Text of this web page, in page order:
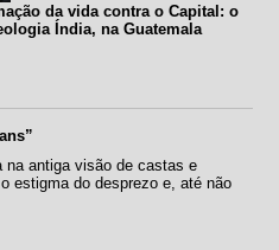
da vida contra o Capital: o
Índia, na Guatemala
na antiga visão de castas e
estigma do desprezo e, até não